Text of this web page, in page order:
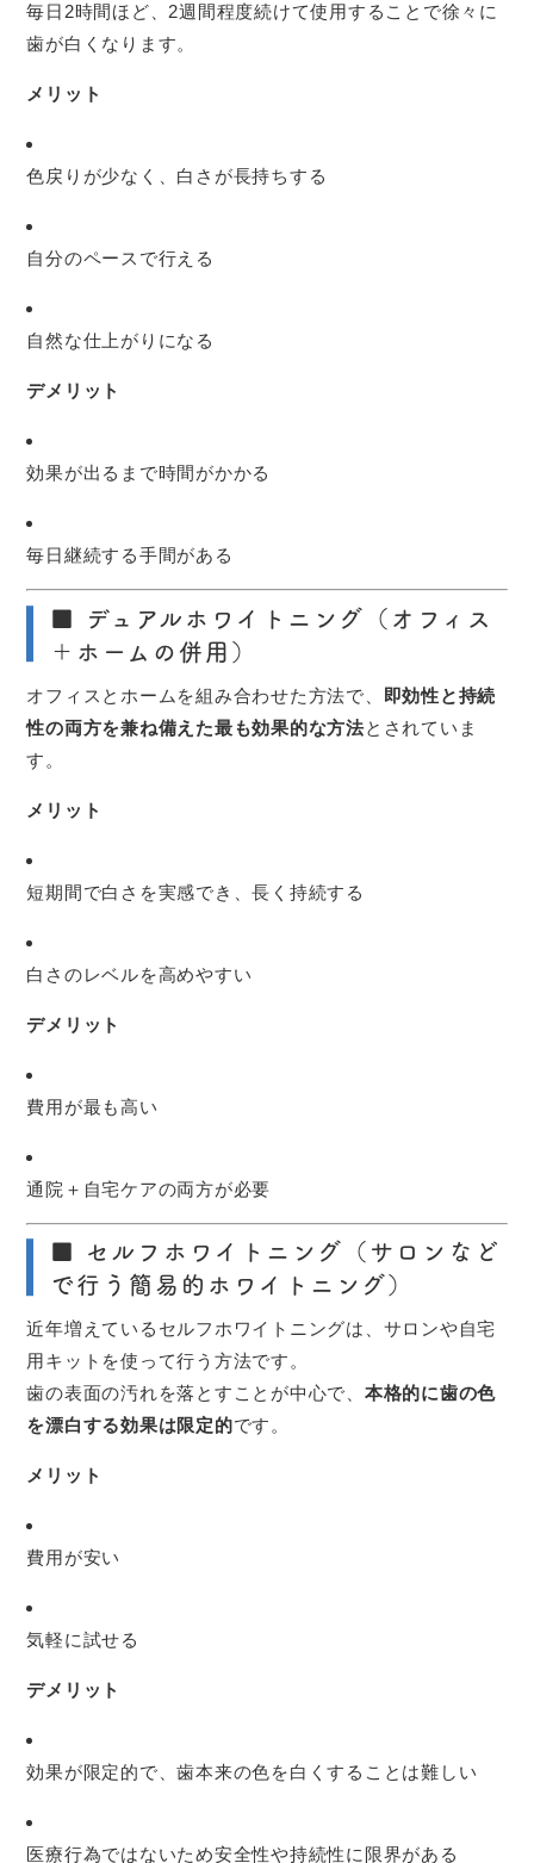
毎日2時間ほど、2週間程度続けて使用することで徐々に
歯が白くなります。
メリット
色戻りが少なく、白さが長持ちする
自分のペースで行える
自然な仕上がりになる
デメリット
効果が出るまで時間がかかる
毎日継続する手間がある
■ デュアルホワイトニング（オフィス
＋ホームの併用）
オフィスとホームを組み合わせた方法で、
即効性と持続
性の両方を兼ね備えた最も効果的な方法とされていま
す。
メリット
短期間で白さを実感でき、長く持続する
白さのレベルを高めやすい
デメリット
費用が最も高い
通院＋自宅ケアの両方が必要
■ セルフホワイトニング（サロンなど
で行う簡易的ホワイトニング）
近年増えているセルフホワイトニングは、サロンや自宅
用キットを使って行う方法です。
歯の表面の汚れを落とすことが中心で、 本格的に歯の色
を漂白する効果は限定的です。
メリット
費用が安い
気軽に試せる
デメリット
効果が限定的で、歯本来の色を白くすることは難しい
医療行為ではないため安全性や持続性に限界がある